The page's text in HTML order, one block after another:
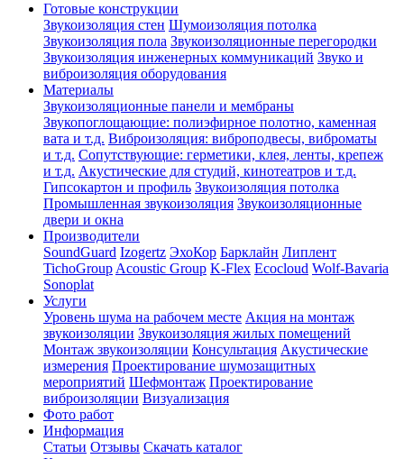
Готовые конструкции
Звукоизоляция стен Шумоизоляция потолка
Звукоизоляция пола Звукоизоляционные перегородки
Звукоизоляция инженерных коммуникаций Звуко и
виброизоляция оборудования
Материалы
Звукоизоляционные панели и мембраны
Звукопоглощающие: полиэфирное полотно, каменная
вата и т.д. Виброизоляция: виброподвесы, виброматы
и т.д. Сопутствующие: герметики, клея, ленты, крепеж
и т.д. Акустические для студий, кинотеатров и т.д.
Гипсокартон и профиль Звукоизоляция потолка
Промышленная звукоизоляция Звукоизоляционные
двери и окна
Производители
SoundGuard Izogertz ЭхоКор Барклайн Липлент
TichoGroup Acoustic Group K-Flex Ecocloud Wolf-Bavaria
Sonoplat
Услуги
Уровень шума на рабочем месте Акция на монтаж
звукоизоляции Звукоизоляция жилых помещений
Монтаж звукоизоляции Консультация Акустические
измерения Проектирование шумозащитных
мероприятий Шефмонтаж Проектирование
виброизоляции Визуализация
Фото работ
Информация
Статьи Отзывы Скачать каталог